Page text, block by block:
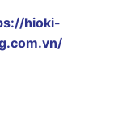
hioki-